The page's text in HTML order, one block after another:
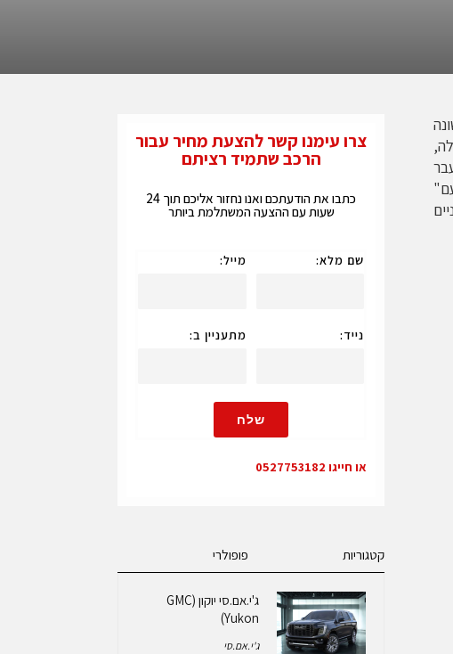
וחסכוניים
צרו עימנו קשר להצעת מחיר עבור
הרכב שתמיד רציתם
כתבו את הודעתכם ואנו נחזור אליכם תוך 24
שעות עם ההצעה המשתלמת ביותר
שם מלא: מייל:
נייד: מתעניין ב:
שלח
או חייגו 0527753182
פופולרי קטגוריות
ג'י.אם.סי יוקון (GMC
Yukon)
ג'י.אם.סי